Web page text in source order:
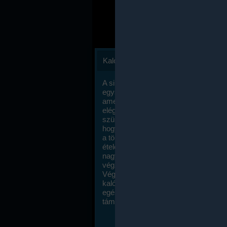
Kalóriaszámlálás
A sikeres fogyás titka valójában igen
egyszerű: égess több energiát, mint
amennyit beviszel. Természetesen
elég nagy fegyelemre és akaraterőre
szükség, de meglepődve fogod
hogy a kalóriaszámolás mennyire
a többi diétához képest. Itt nincsenek
ételek és a megengedett kalóriabevitelt
nagymértékben növelheted ha
végzel.
Végül, de nem utolsó sorban, a
kalóriaszámolás módszerét a legtöbb
egészségügyi szakorvos ajánlja és
támogatja.